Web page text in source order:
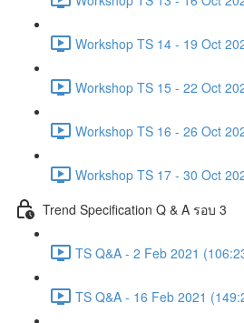
Workshop TS 14 - 19 Oct
Workshop TS 15 - 22 Oct
Workshop TS 16 - 26 Oct
Workshop TS 17 - 30 Oct
Trend Specification Q & A รอบ 3
TS Q&A - 2 Feb 2021
TS Q&A - 16 Feb 2021